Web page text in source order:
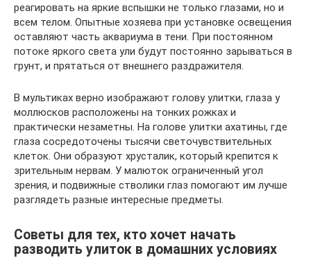
реагировать на яркие вспышки не только глазами, но и
всем телом. Опытные хозяева при установке освещения
оставляют часть аквариума в тени. При постоянном
потоке яркого света ули будут постоянно зарываться в
грунт, и прятаться от внешнего раздражителя.
В мультиках верно изображают голову улитки, глаза у
моллюсков расположены на тонких рожках и
практически незаметны. На голове улитки ахатины, где
глаза сосредоточены тысячи светочувствительных
клеток. Они образуют хрусталик, который крепится к
зрительным нервам. У малюток ограниченный угол
зрения, и подвижные стволики глаз помогают им лучше
разглядеть разные интересные предметы.
Советы для тех, кто хочет начать
разводить улиток в домашних условиях